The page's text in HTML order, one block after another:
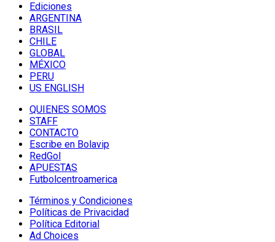
Ediciones
ARGENTINA
BRASIL
CHILE
GLOBAL
MÉXICO
PERU
US ENGLISH
QUIENES SOMOS
STAFF
CONTACTO
Escribe en Bolavip
RedGol
APUESTAS
Futbolcentroamerica
Términos y Condiciones
Políticas de Privacidad
Política Editorial
Ad Choices